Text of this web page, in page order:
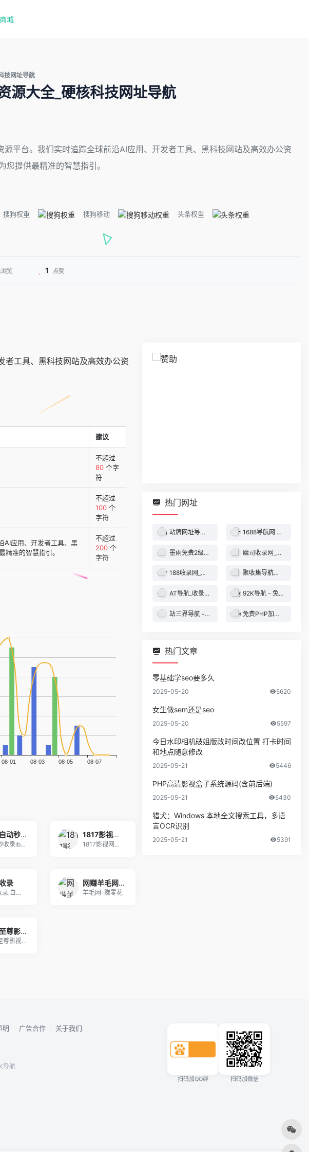
商城
技网址导航
源大全_硬核科技网址导航
平台。我们实时追踪全球前沿AI应用、开发者工具、黑科技网站及高效办公资
提供最精准的智慧指引。
搜狗权重 搜狗移动
头条权重
览 1 点赞
工具、黑科技网站及高效办公资
建议
不超过
80 个字
符
不超过
100 个
字符
AI应用、开发者工具、黑
准的智慧指引。
不超过
200 个
字符
巴适自动秒收录
巴适秒收录ibashi.net是一个分享优秀的网
1817影视网-热门电影推荐-精彩电视剧和短剧高清大片免费在线观看
1817影视网是一款专为用户提供热门电影、高清电
录
520收录,自助，秒收录
网赚羊毛网 - 记得保存哦
羊毛网-赚零花
卧龙至尊影视-最新热门影视资源在线观看
卧龙至尊影视是一个专注于提供最新热门影视资源的在
热门网址
站牌网址导航收录网 | 精选网站导航，自动秒收录服务 - 最全网址收录！ 1688导航网 - 技术导航 - 名站网址 - 名站导航 - 免费外链 - 免费收录网站
墨雨免费2级域名 - 二级域名分发服务平台 魔司收录网_分类目录网_免费网站目录_网站收录_网址提交_免费收录网站
188收录网_网站收录-友情链接交换-网址收录-自动秒收录 聚收集导航网 - 海量分类资源一站式导航
AT导航_收录网_免费收录网站_自动收录网_秒收录 92K导航 - 免费自动秒收录网址导航
站三界导航 - 网站目录,网址提交,分类目录,网站大全,名站导航之家 免费PHP加密系统 - PHP代码加密平台
热门文章
零基础学seo要多久
2025-05-20 5620
女生做sem还是seo
2025-05-20 5597
今日水印相机破姐版改时间改位置 打卡时间
和地点随意修改
2025-05-21 5446
PHP高清影视盒子系统源码(含前后端)
2025-05-21 5430
猎犬：Windows 本地全文搜索工具，多语
言OCR识别
2025-05-21 5391
明 · 广告合作 · 关于我们
导航
扫码加QQ群 扫码加微信